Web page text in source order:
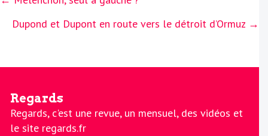
Dupond et Dupont en route vers le détroit d’Ormuz →
Regards
Regards, c'est une revue, un mensuel, des vidéos et
le site regards.fr